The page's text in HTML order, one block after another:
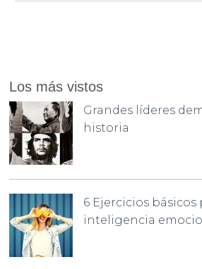
Los más vistos
Grandes líderes
historia
6 Ejercicios básicos
inteligencia